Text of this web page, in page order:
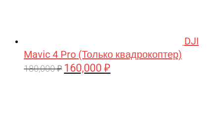
DJI
Mavic 4 Pro (Только квадрокоптер)
180,000₽ Первоначальная
160,000 ₽